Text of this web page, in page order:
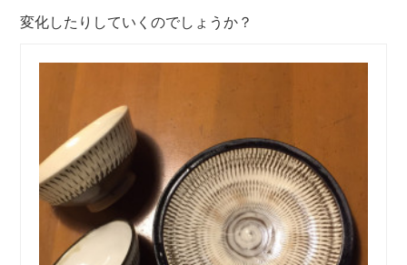
変化したりしてい くのでしょうか？